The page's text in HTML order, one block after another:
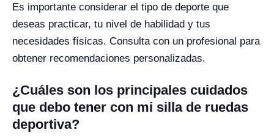
Es importante considerar el tipo de deporte que
deseas practicar, tu nivel de habilidad y tus
necesidades físicas. Consulta con un profesional para
obtener recomendaciones personalizadas.
¿Cuáles son los principales cuidados
que debo tener con mi silla de ruedas
deportiva?